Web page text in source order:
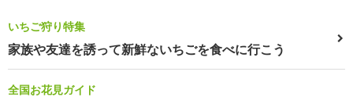
いちご狩り特集
家族や友達を誘って新鮮ないちごを食べに行こう
全国お花見ガイド